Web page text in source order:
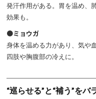
発汗作用がある。胃を温め、
効果も。
●ミョウガ
身体を温める力があり、気や
四肢や胸腹部の冷えに。
“巡らせる”と“補う”をバ